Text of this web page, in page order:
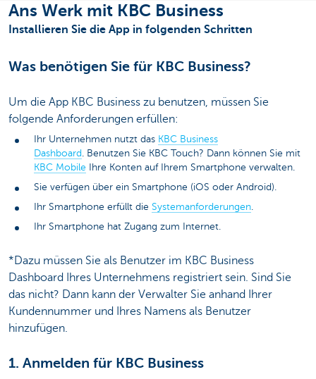
Ans Werk mit KBC Business
Installieren Sie die App in folgenden Schritten
Was benötigen Sie für KBC Business?
Um die App KBC Business zu benutzen, müssen Sie
folgende Anforderungen erfüllen:
Ihr Unternehmen nutzt das KBC Business
Dashboard . Benutzen Sie KBC Touch? Dann können Sie mit
KBC Mobile Ihre Konten auf Ihrem Smartphone verwalten.
Sie verfügen über ein Smartphone (iOS oder Android).
Ihr Smartphone erfüllt die Systemanforderungen
Ihr Smartphone hat Zugang zum Internet.
*Dazu müssen Sie als Benutzer im KBC Business
Dashboard Ihres Unternehmens registriert sein. Sind Sie
das nicht? Dann kann der Verwalter Sie anhand Ihrer
Kundennummer und Ihres Namens als Benutzer
hinzufügen.
1. Anmelden für KBC Business